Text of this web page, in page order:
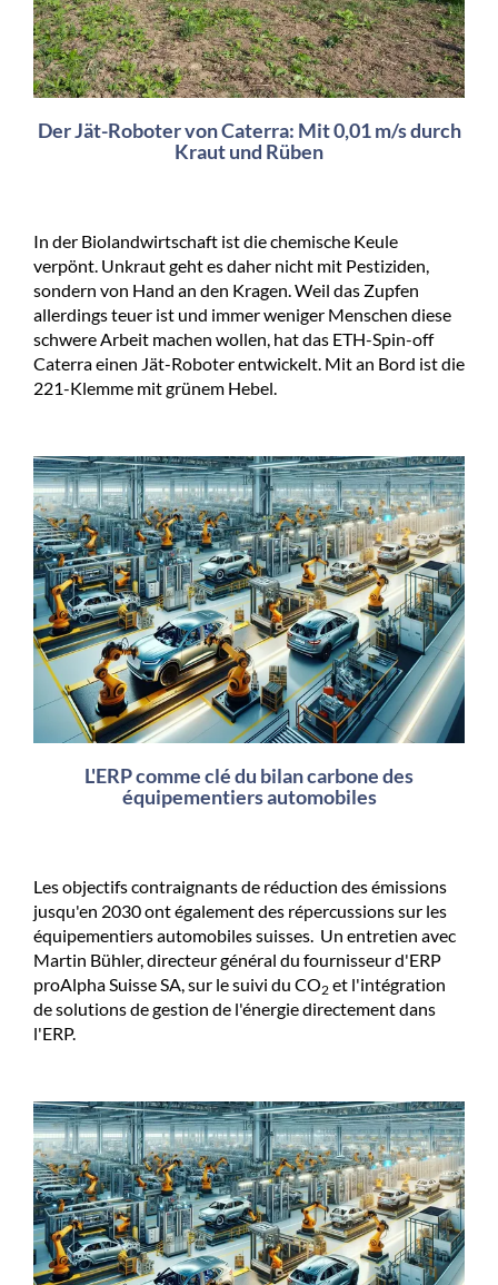
Der Jät-Roboter von Caterra: Mit 0,01 m/s durch
Kraut und Rüben
In der Biolandwirtschaft ist die chemische Keule
verpönt. Unkraut geht es daher nicht mit Pestiziden,
sondern von Hand an den Kragen. Weil das Zupfen
allerdings teuer ist und immer weniger Menschen diese
schwere Arbeit machen wollen, hat das ETH-Spin-off
Caterra einen Jät-Roboter entwickelt. Mit an Bord ist die
221-Klemme mit grünem Hebel.
L'ERP comme clé du bilan carbone des
équipementiers automobiles
Les objectifs contraignants de réduction des émissions
jusqu'en 2030 ont également des répercussions sur les
équipementiers automobiles suisses. Un entretien avec
Martin Bühler, directeur général du fournisseur d'ERP
proAlpha Suisse SA, sur le suivi du CO2 et l'intégration
de solutions de gestion de l'énergie directement dans
l'ERP.